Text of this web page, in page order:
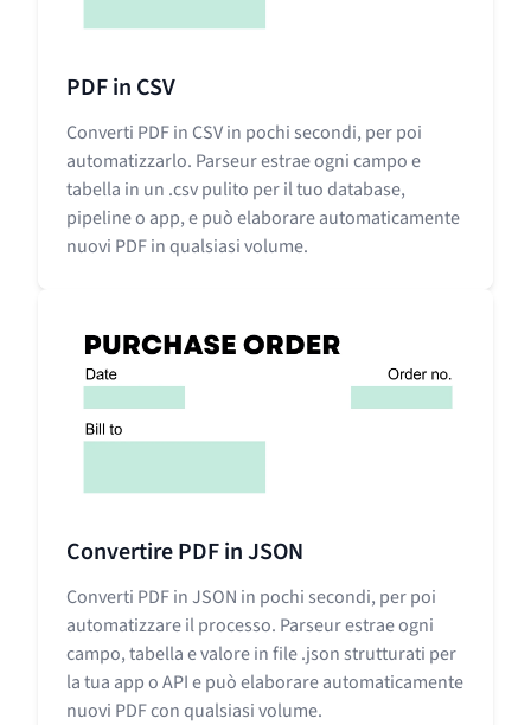
PDF in CSV
Converti PDF in CSV in pochi secondi, per poi
automatizzarlo. Parseur estrae ogni campo e
tabella in un .csv pulito per il tuo database,
pipeline o app, e può elaborare automaticamente
nuovi PDF in qualsiasi volume.
Convertire PDF in JSON
Converti PDF in JSON in pochi secondi, per poi
automatizzare il processo. Parseur estrae ogni
campo, tabella e valore in file .json strutturati per
la tua app o API e può elaborare automaticamente
nuovi PDF con qualsiasi volume.